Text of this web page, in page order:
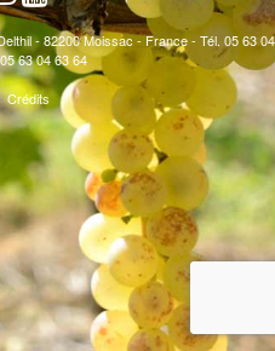
- 82200 Moissac - France - Tél. 05 63 04
63 04 63 64
Crédits